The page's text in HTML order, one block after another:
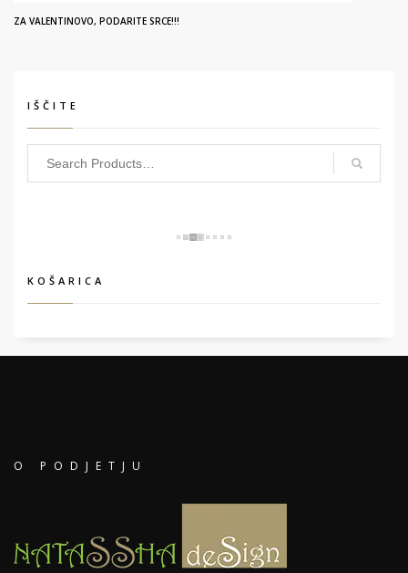
ZA VALENTINOVO, PODARITE SRCE!!!
IŠČITE
KOŠARICA
O PODJETJU